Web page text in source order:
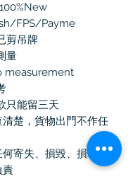
FPS/Payme
剪吊牌
量
measurement
只能留三天
楚，貨物出門不作任
寄失、損毀、損耗，
責